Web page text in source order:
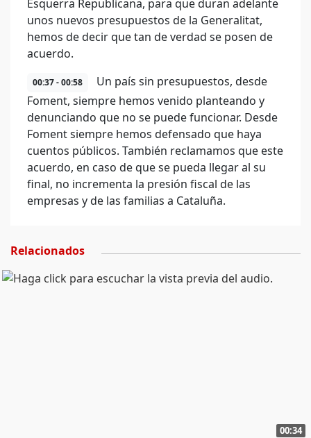
Esquerra Republicana, para que duran adelante
unos nuevos presupuestos de la Generalitat,
hemos de decir que tan de verdad se posen de
acuerdo.
00:37 - 00:58
Un país sin presupuestos, desde
Foment, siempre hemos venido planteando y
denunciando que no se puede funcionar. Desde
Foment siempre hemos defensado que haya
cuentos públicos. También reclamamos que este
acuerdo, en caso de que se pueda llegar al su
final, no incrementa la presión fiscal de las
empresas y de las familias a Cataluña.
Relacionados
00:34